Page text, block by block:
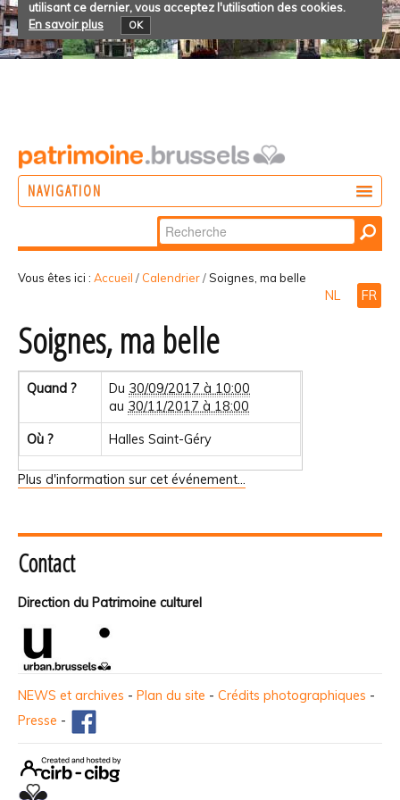
utilisant ce dernier, vous acceptez l'utilisation des cookies.
En savoir plus
OK
NAVIGATION
Chercher par
Recherche
avancée…
Vous êtes ici : Accueil / Calendrier/Soignes, ma belle
NL FR
Soignes, ma belle
Quand ? Du 30/09/2017 à 10:00
au 30/11/2017 à 18:00
Où ? Halles Saint-Géry
Plus d'information sur cet événement…
Contact
Direction du Patrimoine culturel
NEWS et archives - Plan du site - Crédits photographiques -
Presse -